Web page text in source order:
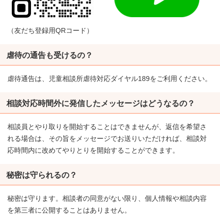
（友だち登録用QRコード）
虐待の通告も受けるの？
虐待通告は、児童相談所虐待対応ダイヤル189をご利用ください。
相談対応時間外に発信したメッセージはどうなるの？
相談員とやり取りを開始することはできませんが、返信を希望さ
れる場合は、その旨をメッセージでお送りいただければ、相談対
応時間内に改めてやりとりを開始することができます。
秘密は守られるの？
秘密は守ります。相談者の同意がない限り、個人情報や相談内容
を第三者に公開することはありません。